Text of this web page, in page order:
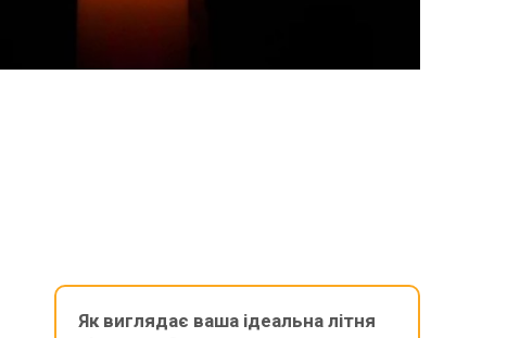
Як виглядає ваша ідеальна літня